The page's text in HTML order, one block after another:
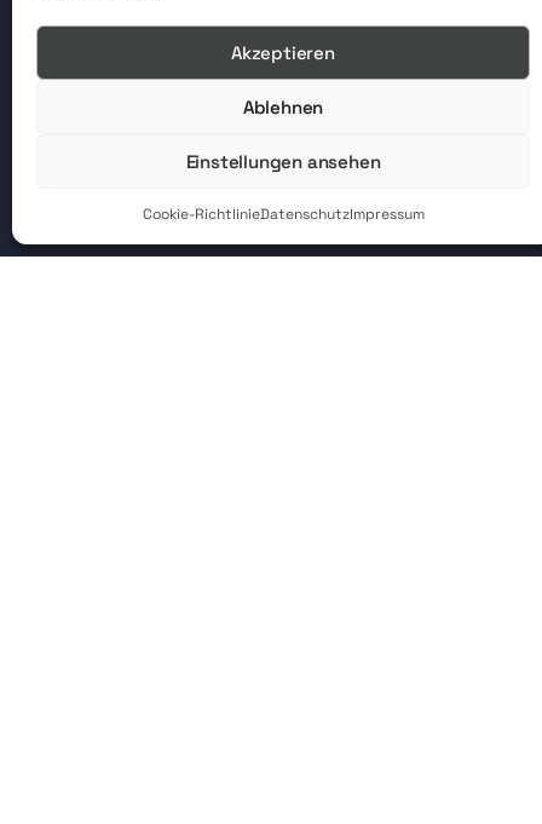
Akzeptieren
Ablehnen
Einstellungen ansehen
Cookie-RichtlinieDatenschutzImpressum